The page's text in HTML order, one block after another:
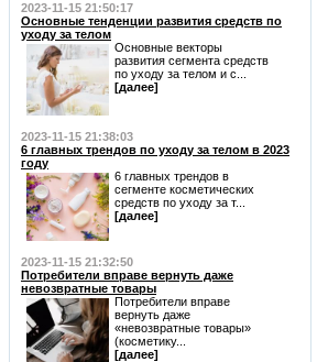
2023-11-15 21:50:17
Основные тенденции развития средств по
уходу за телом
Основные векторы
развития сегмента средств
по уходу за телом и с...
[далее]
2023-11-15 21:38:03
6 главных трендов по уходу за телом в 2023
году
6 главных трендов в
сегменте косметических
средств по уходу за т...
[далее]
2023-11-15 21:32:50
Потребители вправе вернуть даже
невозвратные товары
Потребители вправе
вернуть даже
«невозвратные товары»
(косметику...
[далее]